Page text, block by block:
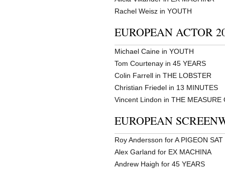
Rachel Weisz in YOUTH
EUROPEAN ACTOR
Michael Caine in YOUTH
Tom Courtenay in 45 YEARS
Colin Farrell in THE LOBSTER
Christian Friedel in 13 MINUTES
Vincent Lindon in THE MEASURE
EUROPEAN
Roy Andersson for A PIGEON
Alex Garland for EX MACHINA
Andrew Haigh for 45 YEARS